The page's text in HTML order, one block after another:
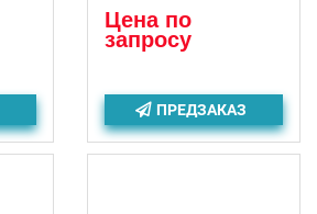
Цена по
запросу
ПРЕДЗАКАЗ